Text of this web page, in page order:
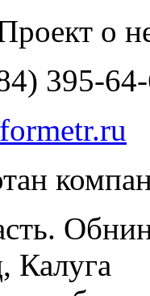
о
395-
Калуга